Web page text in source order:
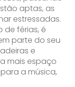
aptas, as
estressadas.
de férias, é
parte do seu
e
mais espaço
a música,